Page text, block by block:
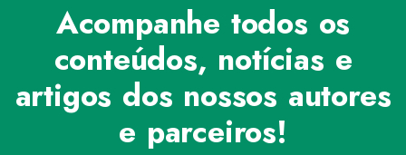
Acompanhe todos os
conteúdos, notícias e
artigos dos nossos autores
e parceiros!